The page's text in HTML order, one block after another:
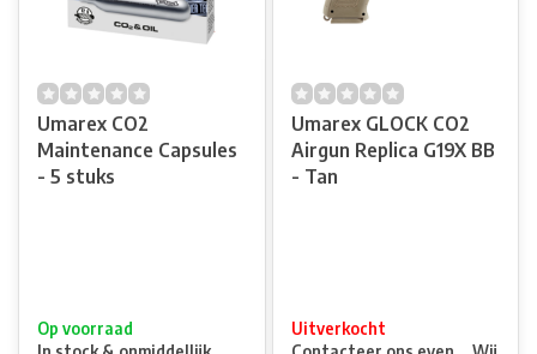
Umarex CO2
Maintenance Capsules
- 5 stuks
Op voorraad
Umarex GLOCK CO2
Airgun Replica G19X BB
- Tan
Uitverkocht